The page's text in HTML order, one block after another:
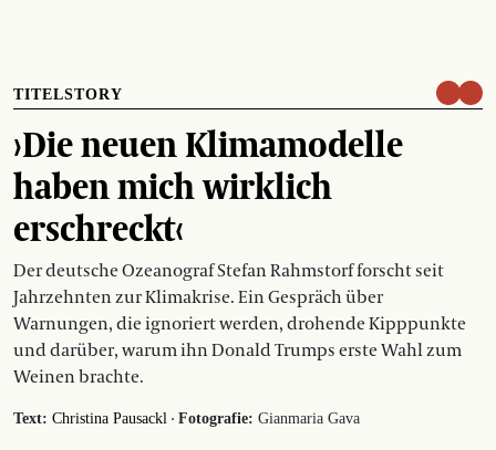
TITELSTORY
›Die neuen Klimamodelle
haben mich wirklich
erschreckt‹
Der deutsche Ozeanograf Stefan Rahmstorf forscht seit
Jahrzehnten zur Klimakrise. Ein Gespräch über
Warnungen, die ignoriert werden, drohende Kipppunkte
und darüber, warum ihn Donald Trumps erste Wahl zum
Weinen brachte.
Text: Christina Pausackl · Fotografie: Gianmaria Gava